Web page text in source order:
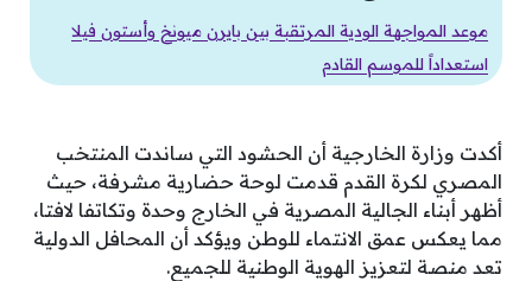
موعد المواجهة الودية المرتقبة بين بايرن ميونخ وأستون فيلا
استعداداً للموسم القادم
أكدت وزارة الخارجية أن الحشود التي ساندت المنتخب
المصري لكرة القدم قدمت لوحة حضارية مشرفة، حيث
أظهر أبناء الجالية المصرية في الخارج وحدة وتكاتفا لافتا،
مما يعكس عمق الانتماء للوطن ويؤكد أن المحافل الدولية
تعد منصة لتعزيز الهوية الوطنية للجميع.